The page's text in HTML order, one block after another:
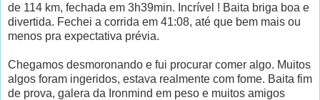
de 114 km, fechada em 3h39min. Incrível ! Baita briga boa e
divertida. Fechei a corrida em 41:08, até que bem mais ou
menos pra expectativa prévia.
Chegamos desmoronando e fui procurar comer algo. Muitos
algos foram ingeridos, estava realmente com fome. Baita fim
de prova, galera da Ironmind em peso e muitos amigos